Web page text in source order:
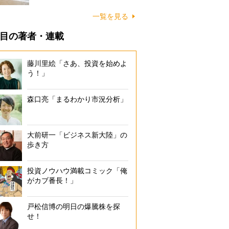
一覧を見る
の著者・連載
藤川里絵「さあ、投資を始めよ
う！」
森口亮「まるわかり市況分析」
大前研一「ビジネス新大陸」の
歩き方
投資ノウハウ満載コミック「俺
がカブ番長！」
戸松信博の明日の爆騰株を探
せ！